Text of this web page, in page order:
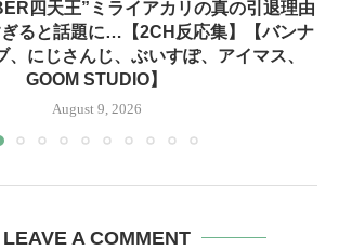
四天王”ミライアカリの真の引退理由
ると話題に…【2CH反応集】【バンナ
、にじさんじ、ぶいすぽ、アイマス、
GOOM STUDIO】
August 9, 2026
LEAVE A COMMENT